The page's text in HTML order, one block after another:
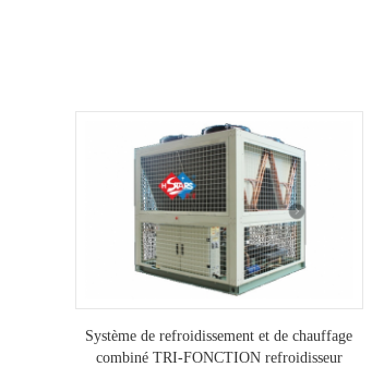
Système de refroidissement et de chauffage
combiné TRI-FONCTION refroidisseur